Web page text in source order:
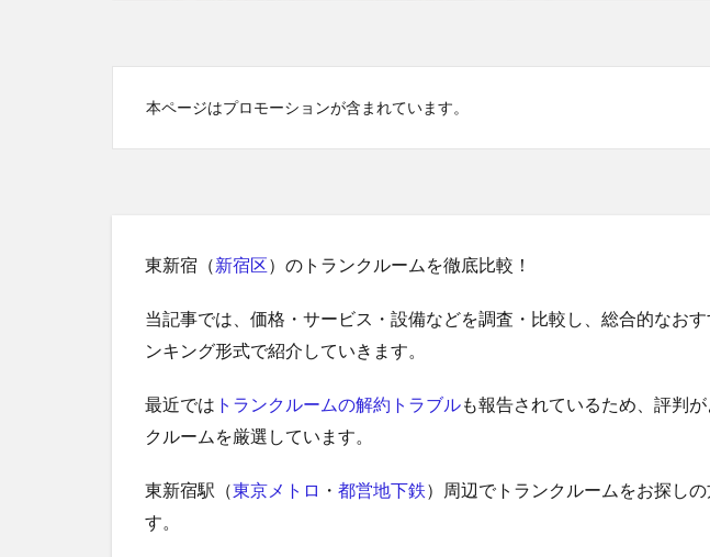
本ページはプロモーションが含まれています。
東新宿（新宿区）のトランクルームを徹底比較！
当記事では、価格・サービス・設備などを調査・比較し、総合的なお
ンキング形式で紹介していきます。
最近では トランクルームの解約トラブルも報告されているため、評判
クルームを厳選しています。
東新宿駅（東京メトロ ・ 都営地下鉄）周辺でトランクルームをお探し
す。